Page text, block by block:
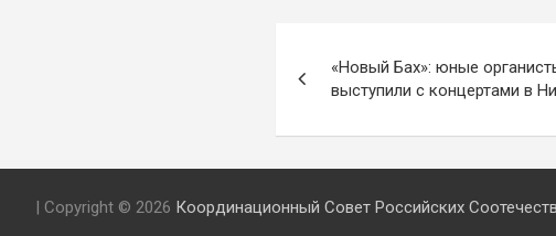
по
записям
«Новый Бах»: юные
выступили с концертами в
| Copyright © 2026 Координационный Совет Российских